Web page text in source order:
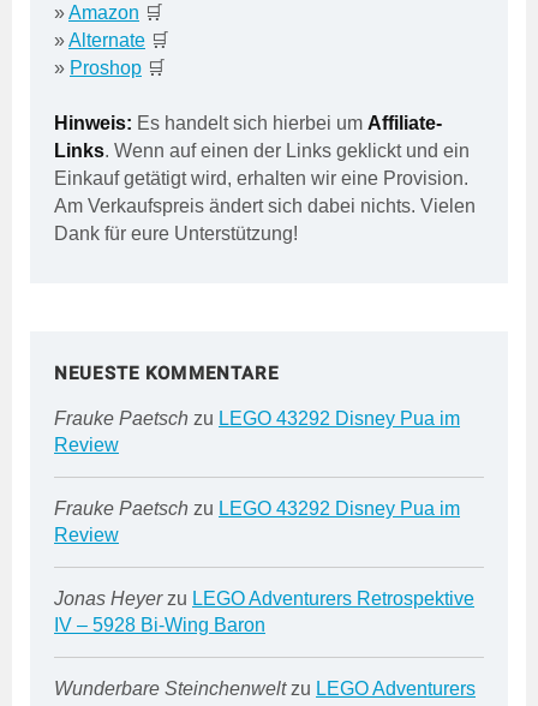
»Amazon 🛒
»Alternate 🛒
» Proshop 🛒
Hinweis: Es handelt sich hierbei um Affiliate-
Links. Wenn auf einen der Links geklickt und ein
Einkauf getätigt wird, erhalten wir eine Provision.
Am Verkaufspreis ändert sich dabei nichts. Vielen
Dank für eure Unterstützung!
NEUESTE KOMMENTARE
Frauke Paetsch zu LEGO 43292 Disney Pua im
Review
Frauke Paetsch zu LEGO 43292 Disney Pua im
Review
Jonas Heyerzu LEGO Adventurers Retrospektive
IV – 5928 Bi-Wing Baron
Wunderbare Steinchenweltzu LEGO Adventurers